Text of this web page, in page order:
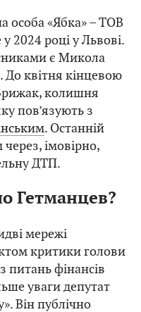
особа «Ябка» – ТОВ
2024 році у Львові.
є Микола
До квітня кінцевою
колишня
пов’язують з
. Останній
імовірно,
ДТП.
Гетманцев?
мережі
критики голови
питань фінансів
уваги депутат
Він публічно